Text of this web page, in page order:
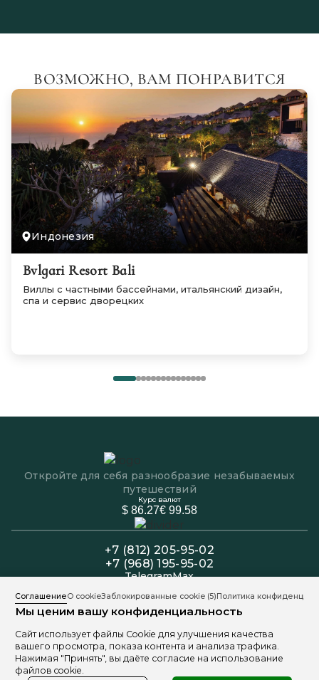
ВОЗМОЖНО, ВАМ ПОНРАВИТСЯ
Индонезия
Bvlgari Resort Bali
Виллы с частными бассейнами, итальянский дизайн,
спа и сервис дворецких
Откройте для себя разнообразие незабываемых
путешествий
Курс валют
$ 86.27€ 99.58
+7 (812) 205-95-02
+7 (968) 195-95-02
TelegramMax
Колл-центр: Пн-Вс 11:00 - 20:00
191025, Санкт-Петербург, ул. Марата 9
1999 - 2026 © «Meteors Travel»
СоглашениеО cookieЗаблокированные cookie (5) Политика
Мы ценим вашу конфиденциальность
Сайт использует файлы Cookie для улучшения качества
вашего просмотра, показа контента и анализа трафика.
Нажимая "Принять", вы даёте согласие на использование
файлов cookie.